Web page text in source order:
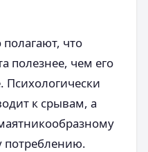
что
полезнее, чем его
Психологически
к срывам, а
потреблению.